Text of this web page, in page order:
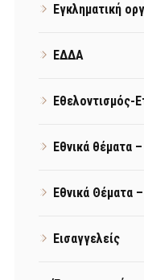
Εγκληματική
ΕΔΔΑ
Εθελοντισμός-
Εθνικά θέματα
Εθνικά Θέματα
Εισαγγελείς